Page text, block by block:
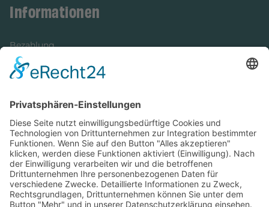
Informationen
Bezahlung
Newsletter
Versandinformationen
Verfügbarkeit/Verträglichkeit
Rechtliches
Widerrufsrecht und Widerrufsformular
Impressum